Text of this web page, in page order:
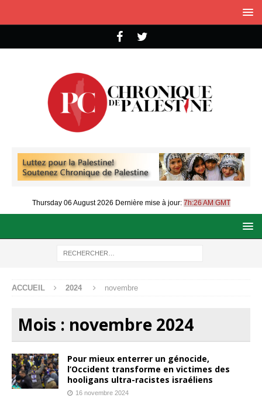
Thursday 06 August 2026 Dernière mise à jour: 7h:26 AM GMT
ACCUEIL 2024 novembre
Mois : novembre 2024
Pour mieux enterrer un génocide,
l’Occident transforme en victimes des
hooligans ultra-racistes israéliens
16 novembre 2024